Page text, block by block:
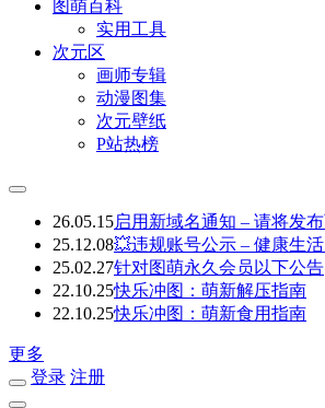
图萌百科
实用工具
次元区
画师专辑
动漫图集
次元壁纸
P站热榜
26.05.15启用新域名通知 – 请将发
25.12.08💥违规账号公示 – 健康生
25.02.27针对图萌永久会员以下公告
22.10.25快乐冲图：萌新解压指南
22.10.25快乐冲图：萌新食用指南
更多
登录 注册